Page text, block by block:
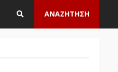
ΑΝΑΖΗΤΗΣΗ